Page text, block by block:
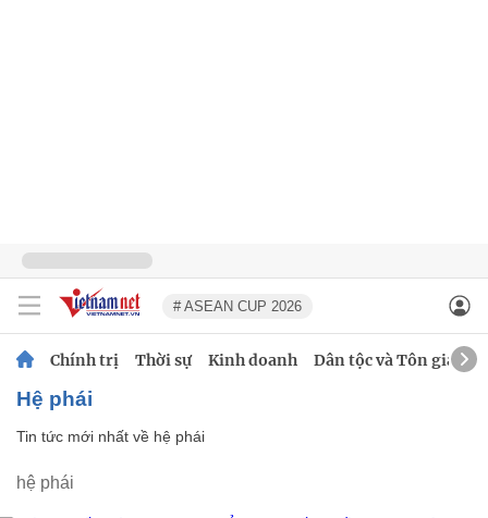
# ASEAN CUP 2026
Chính trị Thời sự Kinh doanh Dân tộc và Tôn giáo
hệ phái
Tin tức mới nhất về hệ phái
hệ phái